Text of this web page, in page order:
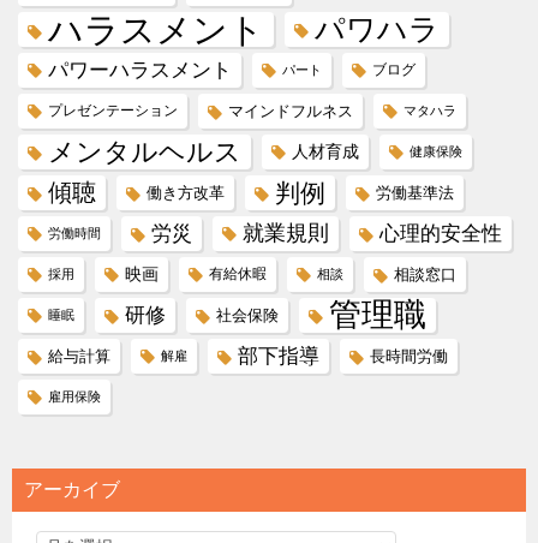
ハラスメント パワハラ
パワーハラスメント パート ブログ
プレゼンテーション マインドフルネス マタハラ
メンタルヘルス 人材育成 健康保険
傾聴 働き方改革 判例 労働基準法
労働時間 労災 就業規則 心理的安全性
採用 映画 有給休暇 相談 相談窓口
睡眠 研修 社会保険 管理職
給与計算 解雇 部下指導 長時間労働
雇用保険
アーカイブ